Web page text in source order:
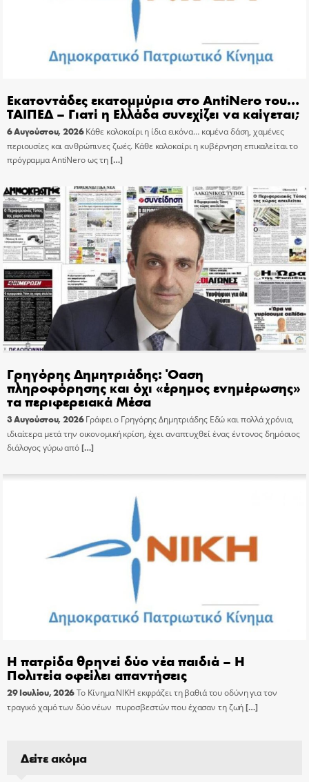
Εκατοντάδες εκατομμύρια στο AntiNero του…
ΤΑΙΠΕΔ – Γιατί η Ελλάδα συνεχίζει να καίγεται;
6 Αυγούστου, 2026 Κάθε καλοκαίρι η ίδια εικόνα… καμένα δάση, χαμένες
περιουσίες και ανθρώπινες ζωές. Κάθε καλοκαίρι η κυβέρνηση επικαλείται το
πρόγραμμα AntiNero ως τη[…]
Γρηγόρης Δημητριάδης: Όαση
πληροφόρησης και όχι «έρημος ενημέρωσης»
τα περιφερειακά Μέσα
3 Αυγούστου, 2026 Γράφει ο Γρηγόρης Δημητριάδης Εδώ και πολλά χρόνια,
ιδιαίτερα μετά την οικονομική κρίση, έχει αναπτυχθεί ένας έντονος δημόσιος
διάλογος γύρω από[…]
Η πατρίδα θρηνεί δύο νέα παιδιά – Η
Πολιτεία οφείλει απαντήσεις
29 Ιουλίου, 2026Το Κίνημα ΝΙΚΗ εκφράζει τη βαθιά του οδύνη για τον
τραγικό χαμό των δύο νέων πυροσβεστών που έχασαν τη ζωή[…]
Δείτε ακόμα